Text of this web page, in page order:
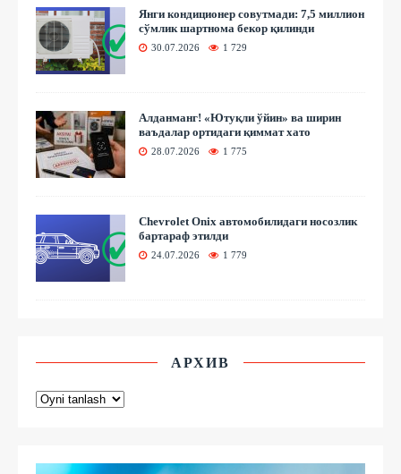
Янги кондиционер совутмади: 7,5 миллион
сўмлик шартнома бекор қилинди
30.07.2026 1 729
Алданманг! «Ютуқли ўйин» ва ширин
ваъдалар ортидаги қиммат хато
28.07.2026 1 775
Chevrolet Onix автомобилидаги носозлик
бартараф этилди
24.07.2026 1 779
АРХИВ